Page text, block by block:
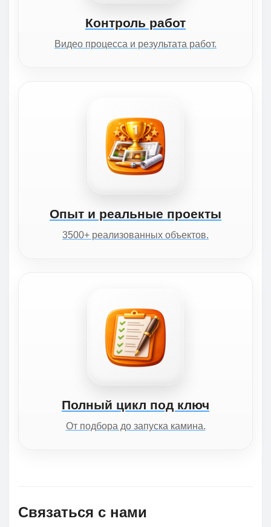
Контроль работ
Видео процесса и результата работ.
Опыт и реальные проекты
3500+ реализованных объектов.
Полный цикл под ключ
От подбора до запуска камина.
Связаться с нами